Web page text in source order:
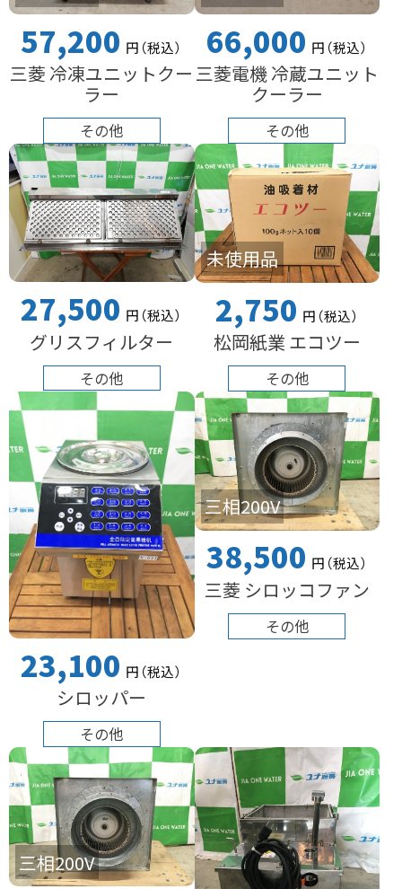
57,200 円（税込）
三菱 冷凍ユニットクー
ラー
その他
66,000 円（税込）
三菱電機 冷蔵ユニット
クーラー
その他
27,500 円（税込）
グリスフィルター
その他
未使用品
2,750 円（税込）
松岡紙業 エコツー
その他
23,100 円（税込）
シロッパー
その他
三相200V
38,500 円（税込）
三菱 シロッコファン
その他
三相200V